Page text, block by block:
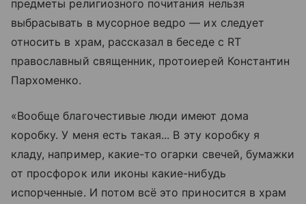
предметы религиозного почитания нельзя
выбрасывать в мусорное ведро — их следует
относить в храм, рассказал в беседе с RT
православный священник, протоиерей Константин
Пархоменко.
«Вообще благочестивые люди имеют дома
коробку. У меня есть такая... В эту коробку я
кладу, например, какие-то огарки свечей, бумажки
от просфорок или иконы какие-нибудь
испорченные. И потом всё это приносится в храм